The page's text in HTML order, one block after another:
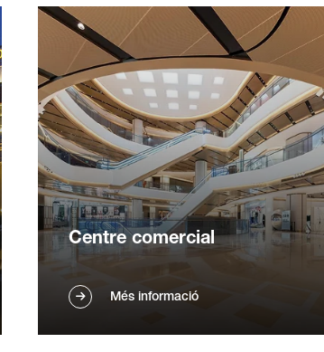
Centre comercial
Les fregadores comercials de sòls
enfronten la neteja d'àrees grans,
Més informació